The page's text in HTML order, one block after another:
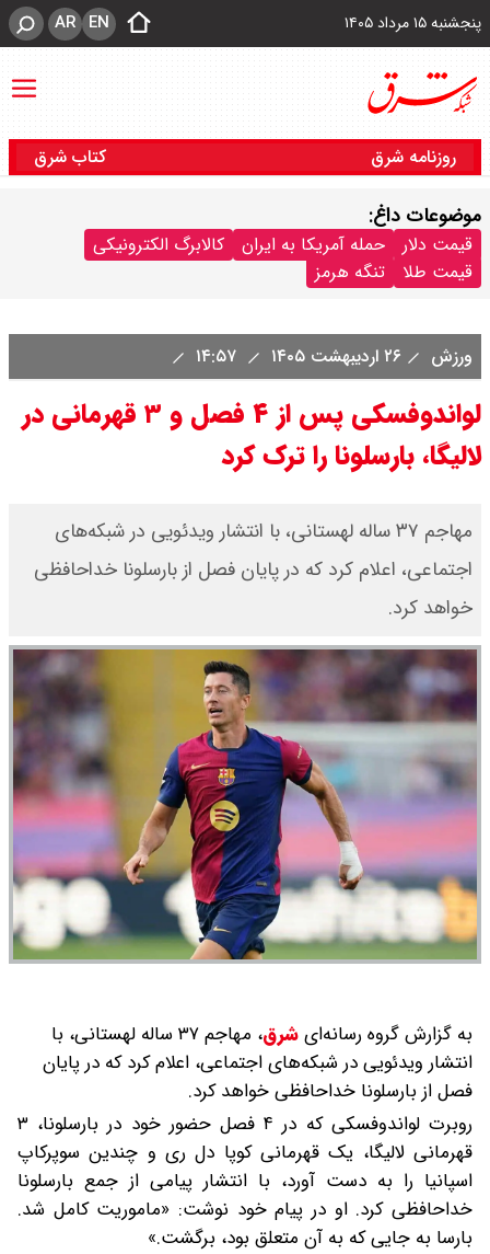
پنجشنبه ۱۵ مرداد ۱۴۰۵ EN
AR
روزنامه شرق کتاب شرق
موضوعات داغ:
قیمت دلار حمله آمریکا به ایران
کالابرگ الکترونیکی
قیمت طلا
تنگه هرمز
ورزش ۲۶ اردیبهشت ۱۴۰۵
لواندوفسکی پس از ۴ فصل و ۳ قهرمانی در
لالیگا، بارسلونا را ترک کرد
مهاجم ۳۷ ساله لهستانی، با انتشار ویدئویی در شبکه‌های
اجتماعی، اعلام کرد که در پایان فصل از بارسلونا خداحافظی
خواهد کرد.
به گزارش گروه رسانه‌ایشرق،
مهاجم ۳۷ ساله لهستانی، با
انتشار ویدئویی در شبکه‌های اجتماعی، اعلام کرد که در پایان
فصل از بارسلونا خداحافظی خواهد کرد.
روبرت لواندوفسکی که در ۴ فصل حضور خود در بارسلونا، ۳
قهرمانی لالیگا، یک قهرمانی کوپا دل ری و چندین سوپرکاپ
اسپانیا را به دست آورد، با انتشار پیامی از جمع بارسلونا
خداحافظی کرد. او در پیام خود نوشت: «ماموریت کامل شد.
بارسا به جایی که به آن متعلق بود، برگشت.»